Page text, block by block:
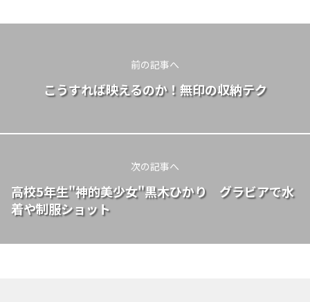
前の記事へ
こうすれば映えるのか！無印の収納テク
次の記事へ
高校5年生"神的美少女"黒木ひかり グラビアで水
着や制服ショット